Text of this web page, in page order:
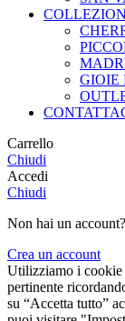
GIOIE
Carrello
Chiudi
Accedi
Chiudi
Non hai un account?
Crea un account
Utilizziamo i cookie
pertinente
su “Accetta tutto”